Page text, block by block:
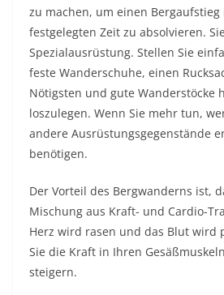
zu machen, um einen
festgelegten Zeit zu absolvieren.
Spezialausrüstung. Stellen Sie
feste Wanderschuhe, einen
Nötigsten und gute Wanderstöcke
loszulegen. Wenn Sie mehr tun,
andere Ausrüstungsgegenstände
benötigen.
Der Vorteil des Bergwanderns ist,
Mischung aus Kraft- und Cardio-
Herz wird rasen und das Blut wird
Sie die Kraft in Ihren
steigern.